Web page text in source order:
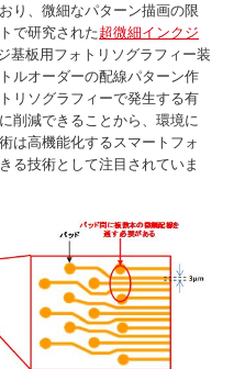
り、微細なパターン描画の限
で研究された超微細インクジ
基板用フォトリソグラフィー装
ルオーダーの配線パターン作
リソグラフィーで発生する有
削減できることから、環境に
は高機能化するスマートフォ
る技術として注目されていま